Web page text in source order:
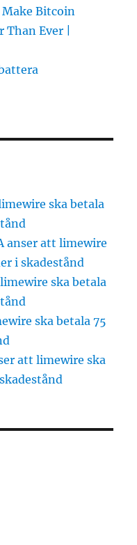
Make Bitcoin
Ever |
ska betala
anser att limewire
i skadestånd
ska betala
ska betala 75
att limewire ska